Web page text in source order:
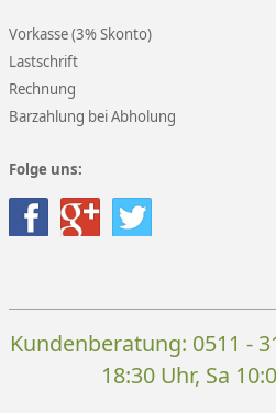
Vorkasse (3% Skonto)
Lastschrift
Rechnung
Barzahlung bei Abholung
Folge uns:
Kundenberatung: 0511 -
18:30 Uhr, Sa